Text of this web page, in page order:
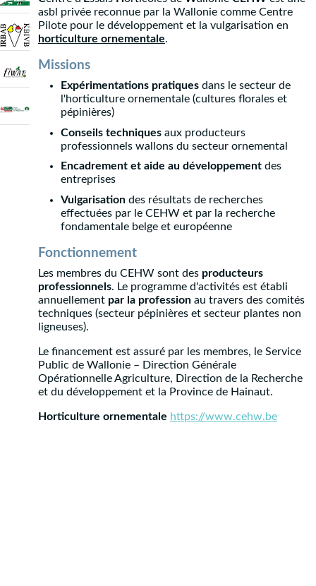
asbl privée reconnue par la Wallonie comme Centre
Pilote pour le développement et la vulgarisation en
horticulture ornementale.
Missions
Expérimentations pratiques dans le secteur de
l'horticulture ornementale (cultures florales et
pépinières)
Conseils techniques aux producteurs
professionnels wallons du secteur ornemental
Encadrement et aide au développement des
entreprises
Vulgarisation des résultats de recherches
effectuées par le CEHW et par la recherche
fondamentale belge et européenne
Fonctionnement
Les membres du CEHW sont des producteurs
professionnels. Le programme d'activités est établi
annuellement par la profession au travers des comités
techniques (secteur pépinières et secteur plantes non
ligneuses).
Le financement est assuré par les membres, le Service
Public de Wallonie – Direction Générale
Opérationnelle Agriculture, Direction de la Recherche
et du développement et la Province de Hainaut.
Horticulture ornementale https://www.cehw.be